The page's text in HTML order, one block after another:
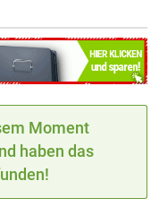
Moment
haben das